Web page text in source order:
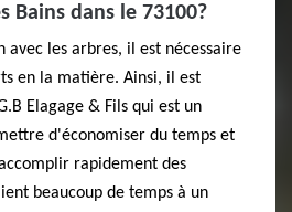
Bains dans le 73100?
avec les arbres, il est nécessaire
en la matière. Ainsi, il est
Elagage & Fils qui est un
d'économiser du temps et
rapidement des
beaucoup de temps à un